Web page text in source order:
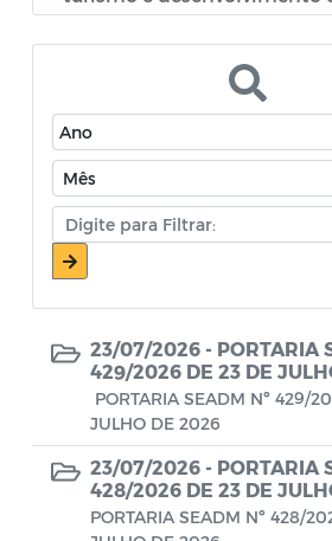
Atos Oficiais - Secretaria
Atos Oficiais - Secretaria de
Planejamento
Atos Oficiais - Secretaria
Atos Oficiais - Secretaria de
Atos Oficiais - Secretaria
Atos Oficiais - Secretaria
Política Social, Trabalho,
Terceira Idade e
Humano
Autorização Para Início
23/07/2026 - PORTARIA
429/2026 DE 23 DE
PORTARIA SEADM Nº 429/
JULHO DE 2026
23/07/2026 - PORTARIA
428/2026 DE 23 DE
PORTARIA SEADM Nº 428/